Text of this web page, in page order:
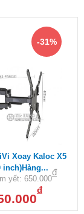
-31%
Xoay Kaloc X5
inch)Hàng...
yết: 650.000
đ
đ